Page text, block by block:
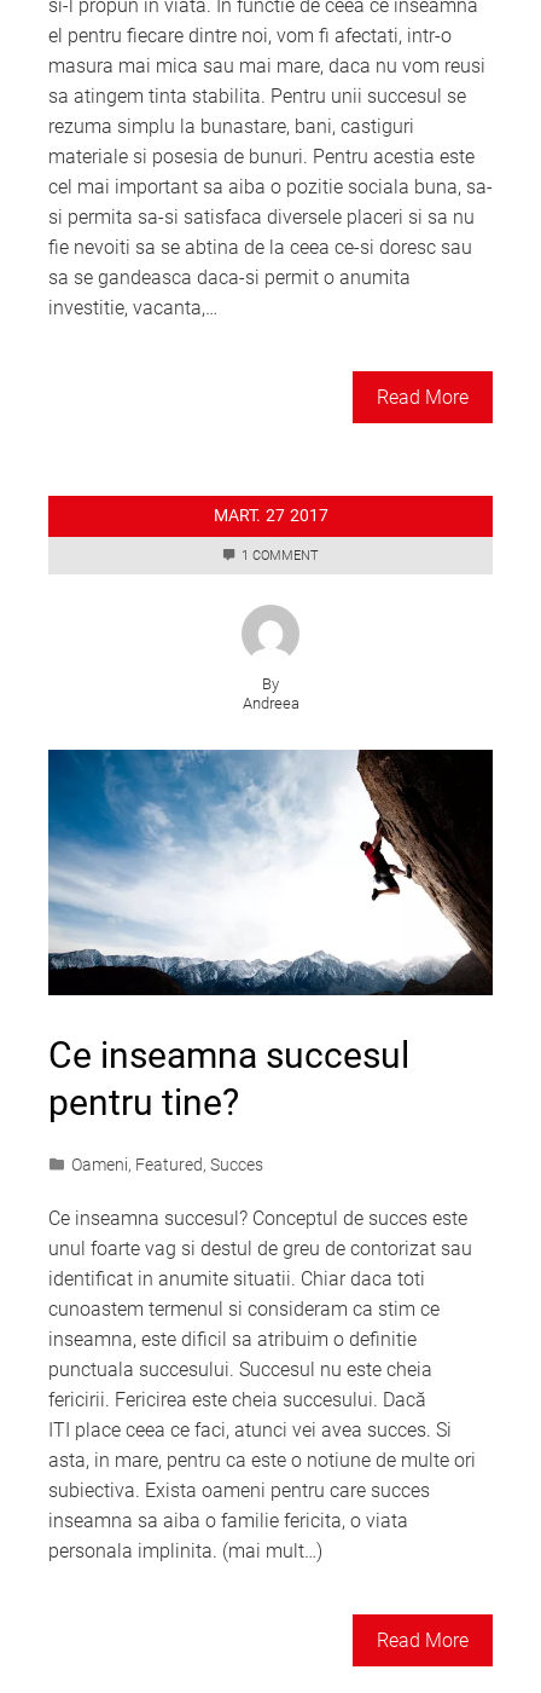
si-l propun in viata. In functie de ceea ce inseamna
el pentru fiecare dintre noi, vom fi afectati, intr-o
masura mai mica sau mai mare, daca nu vom reusi
sa atingem tinta stabilita. Pentru unii succesul se
rezuma simplu la bunastare, bani, castiguri
materiale si posesia de bunuri. Pentru acestia este
cel mai important sa aiba o pozitie sociala buna, sa-
si permita sa-si satisfaca diversele placeri si sa nu
fie nevoiti sa se abtina de la ceea ce-si doresc sau
sa se gandeasca daca-si permit o anumita
investitie, vacanta,…
Read More
MART. 27 2017
1 COMMENT
By
Andreea
Ce inseamna succesul
pentru tine?
Oameni, Featured, Succes
Ce inseamna succesul? Conceptul de succes este
unul foarte vag si destul de greu de contorizat sau
identificat in anumite situatii. Chiar daca toti
cunoastem termenul si consideram ca stim ce
inseamna, este dificil sa atribuim o definitie
punctuala succesului. Succesul nu este cheia
fericirii. Fericirea este cheia succesului. Dacă
ITI place ceea ce faci, atunci vei avea succes. Si
asta, in mare, pentru ca este o notiune de multe ori
subiectiva. Exista oameni pentru care succes
inseamna sa aiba o familie fericita, o viata
personala implinita. (mai mult…)
Read More